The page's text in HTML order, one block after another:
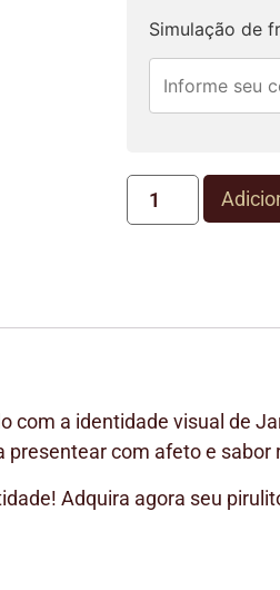
Simulação de
a identidade visual de
com afeto e sabor
Adquira agora seu